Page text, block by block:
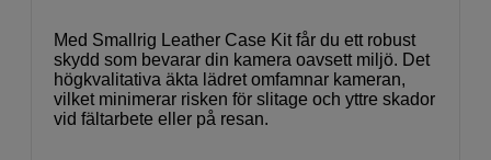
Med Smallrig Leather Case Kit får du ett robust
skydd som bevarar din kamera oavsett miljö. Det
högkvalitativa äkta lädret omfamnar kameran,
vilket minimerar risken för slitage och yttre skador
vid fältarbete eller på resan.